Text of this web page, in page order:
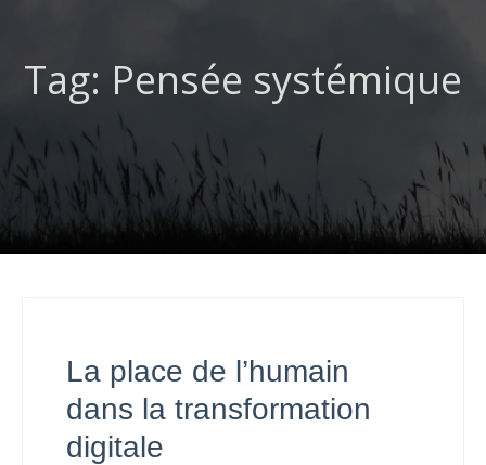
Tag: Pensée systémique
La place de l’humain
dans la transformation
digitale